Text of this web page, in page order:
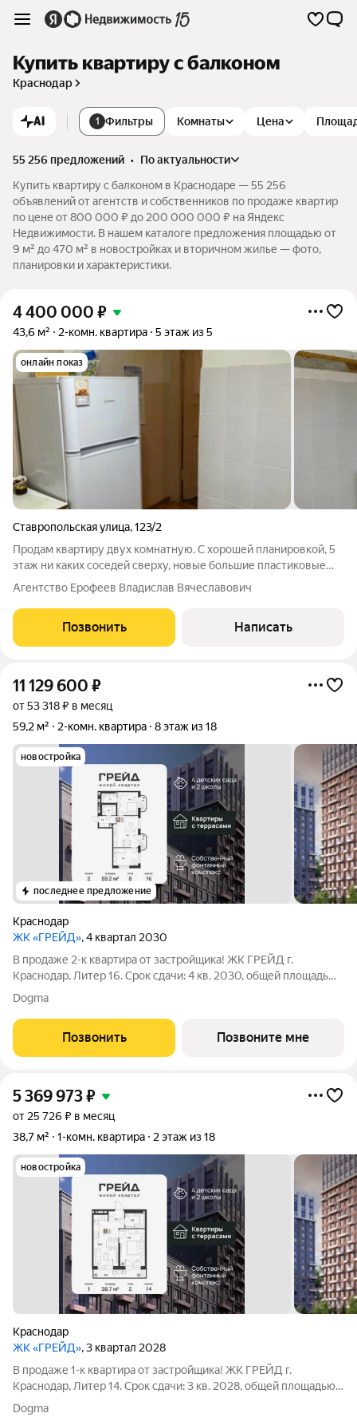
Купить квартиру с балконом
Краснодар
AI 1 Фильтры Комнаты Цена
55 256 предложений •
по актуальности
Купить квартиру с балконом в Краснодаре — 55 256
объявлений от агентств и собственников по продаже квартир
по цене от 800 000 ₽ до 200 000 000 ₽ на Яндекс
Недвижимости. В нашем каталоге предложения площадью от
9 м² до 470 м² в новостройках и вторичном жилье — фото,
планировки и характеристики.
4 400 000 ₽
43,6 м² 2-комн. квартира 5 этаж из 5
онлайн показ
Ставропольская улица,123/2
Продам квартиру двух комнатную. С хорошей планировкой, 5
этаж ни каких соседей сверху, новые большие пластиковые
окна, плюсом не нужен демонтаж, можно делать ремонт под
себя, рядом кубанский университет,что делает
привлекательной квартирой под сдачу
Агентство Ерофеев Владислав Вячеславович
Позвонить Написать
11 129 600 ₽
от 53 318 ₽ в месяц
59,2 м²
2-комн. квартира 8 этаж из 18
новостройка
последнее предложение
Краснодар
ЖК «ГРЕЙД», 4 квартал 2030
В продаже 2-к квартира от застройщика! ЖК ГРЕЙД г.
Краснодар, Литер 16. Срок сдачи: 4 кв. 2030, общей площадью
59.2 кв.м., на 8 этаже. ГРЕЙД от DOGMA: квартал бизнес-
класса. Никогда неоклассика не была представлена в
краснодарской архитектуре с таким
Dogma
Позвонить Позвоните мне
5 369 973₽
от 25 726 ₽ в месяц
38,7 м²
1-комн. квартира 2 этаж из 18
новостройка
Краснодар
ЖК «ГРЕЙД», 3 квартал 2028
В продаже 1-к квартира от застройщика! ЖК ГРЕЙД г.
Краснодар, Литер 14. Срок сдачи: 3 кв. 2028, общей площадью
38.7 кв.м., на 2 этаже. ГРЕЙД от DOGMA: квартал бизнес-
класса. Никогда неоклассика не была представлена в
Dogma